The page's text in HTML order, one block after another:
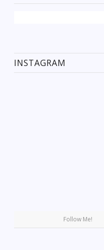
INSTAGRAM
Follow Me!